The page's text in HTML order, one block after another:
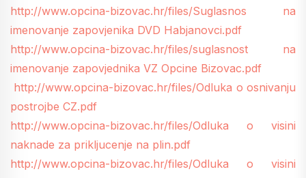
http://www.opcina-bizovac.hr/files/Suglasnos na
imenovanje zapovjenika DVD Habjanovci.pdf
http://www.opcina-bizovac.hr/files/suglasnost na
imenovanje zapovjednika VZ Opcine Bizovac.pdf
http://www.opcina-bizovac.hr/files/Odluka o osnivanju
postrojbe CZ.pdf
http://www.opcina-bizovac.hr/files/Odluka o visini
naknade za prikljucenje na plin.pdf
http://www.opcina-bizovac.hr/files/Odluka o visini